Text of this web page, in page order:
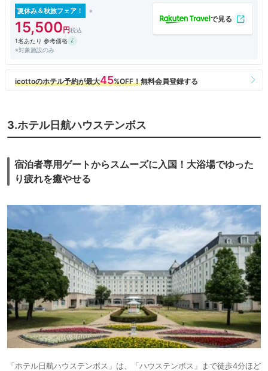
在を楽しめました。大きな荷物は入国ゲート→ホテル、ホテル→出国ゲー
トまで運んでもらえるサービスがあるので便利でした。
パークの外にあるハウステンボス温泉の券をいただけて（レンタルタオル
付、入湯税は現地支払要）、シャトルバスが玄関前から出るので客室のバ
中で使えませんでしたが、ゆっくり温まれて良かったです。（宿泊者が少
ない日だからかロッカーも待たずに使えました）
ぎました。角煮まんやカステラなど長崎名物もありました。
たまたま安いプランで予約できたこともあり、総じて大満足でした。
夏休み＆秋旅フェア！
15,500
1名あたり 参考価格
※対象施設のみ
3.ホテル日航ハウステンボス
宿泊者専用ゲートからスムーズに入国！大浴場でゆった
り疲れを癒やせる
「ホテル日航ハウステンボス」は、「ハウステンボス」まで徒歩4分ほど